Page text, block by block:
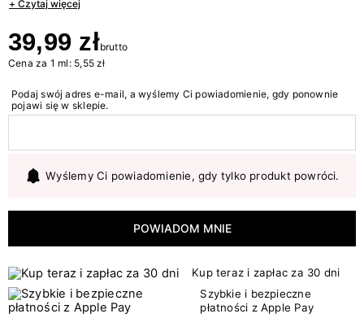
+ Czytaj więcej
39,99 złbrutto
Cena za 1 ml: 5,55 zł
Podaj swój adres e-mail, a wyślemy Ci powiadomienie, gdy ponownie
pojawi się w sklepie.
Wyślemy Ci powiadomienie, gdy tylko produkt powróci.
POWIADOM MNIE
Kup teraz i zapłac za 30 dni
Szybkie i bezpieczne
płatności z Apple Pay